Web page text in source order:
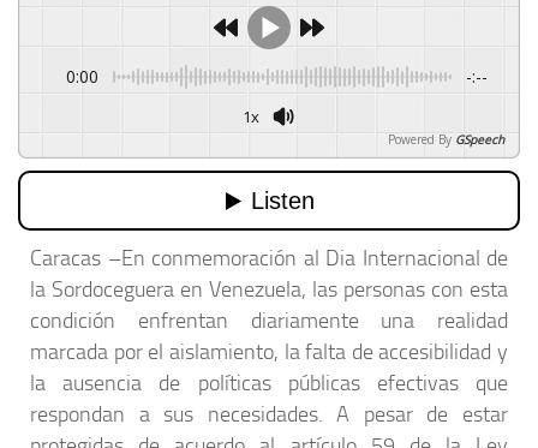
0:00 -:--
1x
Powered By GSpeech
Caracas –En conmemoración al Dia Internacional de
la Sordoceguera en Venezuela, las personas con esta
condición enfrentan diariamente una realidad
marcada por el aislamiento, la falta de accesibilidad y
la ausencia de políticas públicas efectivas que
respondan a sus necesidades. A pesar de estar